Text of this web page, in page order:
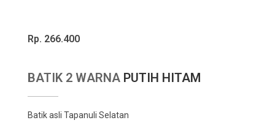
Rp. 266.400
BATIK 2 WARNA PUTIH HITAM
Batik asli Tapanuli Selatan